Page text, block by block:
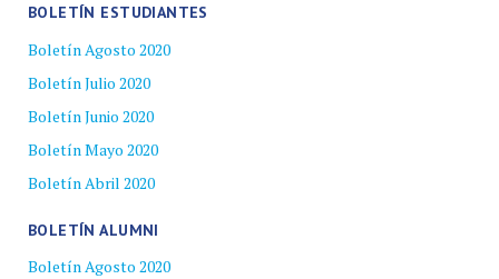
BOLETÍN ESTUDIANTES
Boletín Agosto 2020
Boletín Julio 2020
Boletín Junio 2020
Boletín Mayo 2020
Boletín Abril 2020
BOLETÍN ALUMNI
Boletín Agosto 2020